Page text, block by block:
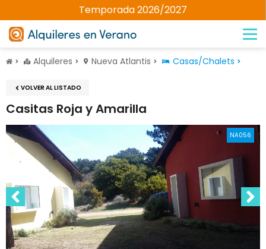
Temporada 2026/2027
Alquileres Nueva Atlantis Casas/Chalets
VOLVER AL LISTADO
Casitas Roja y Amarilla
NA056